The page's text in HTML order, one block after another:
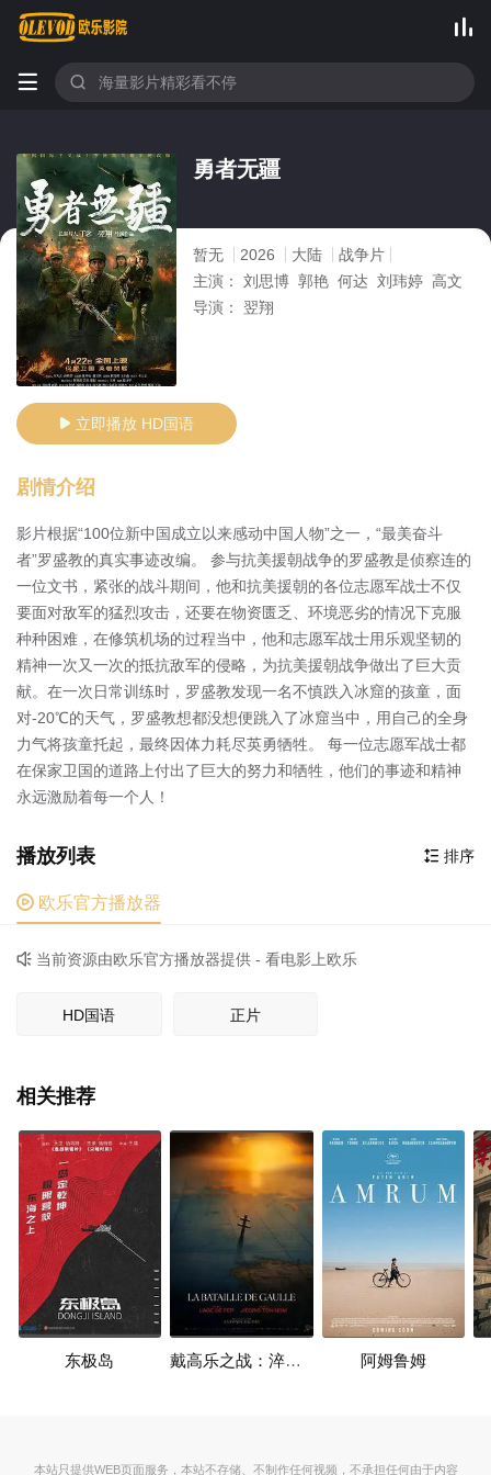

 
勇者无疆
暂无 2026 大陆
战争片
主演：
刘思博 郭艳 何达 刘玮婷 高文
导演：
翌翔
 立即播放 HD国语
剧情介绍
影片根据“100位新中国成立以来感动中国人物”之一，“最美奋斗
者”罗盛教的真实事迹改编。 参与抗美援朝战争的罗盛教是侦察连的
一位文书，紧张的战斗期间，他和抗美援朝的各位志愿军战士不仅
要面对敌军的猛烈攻击，还要在物资匮乏、环境恶劣的情况下克服
种种困难，在修筑机场的过程当中，他和志愿军战士用乐观坚韧的
精神一次又一次的抵抗敌军的侵略，为抗美援朝战争做出了巨大贡
献。在一次日常训练时，罗盛教发现一名不慎跌入冰窟的孩童，面
对-20℃的天气，罗盛教想都没想便跳入了冰窟当中，用自己的全身
力气将孩童托起，最终因体力耗尽英勇牺牲。 每一位志愿军战士都
在保家卫国的道路上付出了巨大的努力和牺牲，他们的事迹和精神
永远激励着每一个人！
 排序
播放列表
 欧乐官方播放器
 当前资源由欧乐官方播放器提供 - 看电影上欧乐
HD国语 正片
相关推荐
东极岛 戴高乐之战：淬炼时代 阿姆鲁姆
本站只提供WEB页面服务，本站不存储、不制作任何视频，不承担任何由于内容